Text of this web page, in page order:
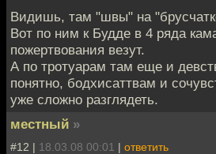
Видишь, там "швы" на
Вот по ним к Будде в 4 ряда
пожертвования везут.
А по тротуарам там еще и
понятно, бодхисаттвам и
уже сложно разглядеть.
местный »
#12 | 18.03.08 00:01 | ответить